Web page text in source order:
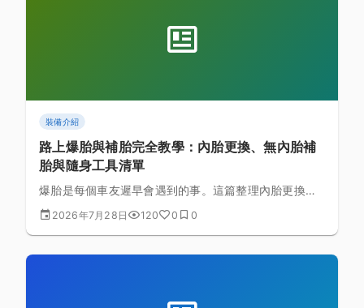
裝備介紹
路上爆胎與補胎完全教學：內胎更換、無內胎補
胎與隨身工具清單
爆胎是每個車友遲早會遇到的事。這篇整理內胎更換的
完整步驟、無內胎系統（Tubeless）的路邊補胎方式，
以及該隨身攜帶的工具清單，讓你在半路爆胎時也能從
2026年7月28日 120 0 0